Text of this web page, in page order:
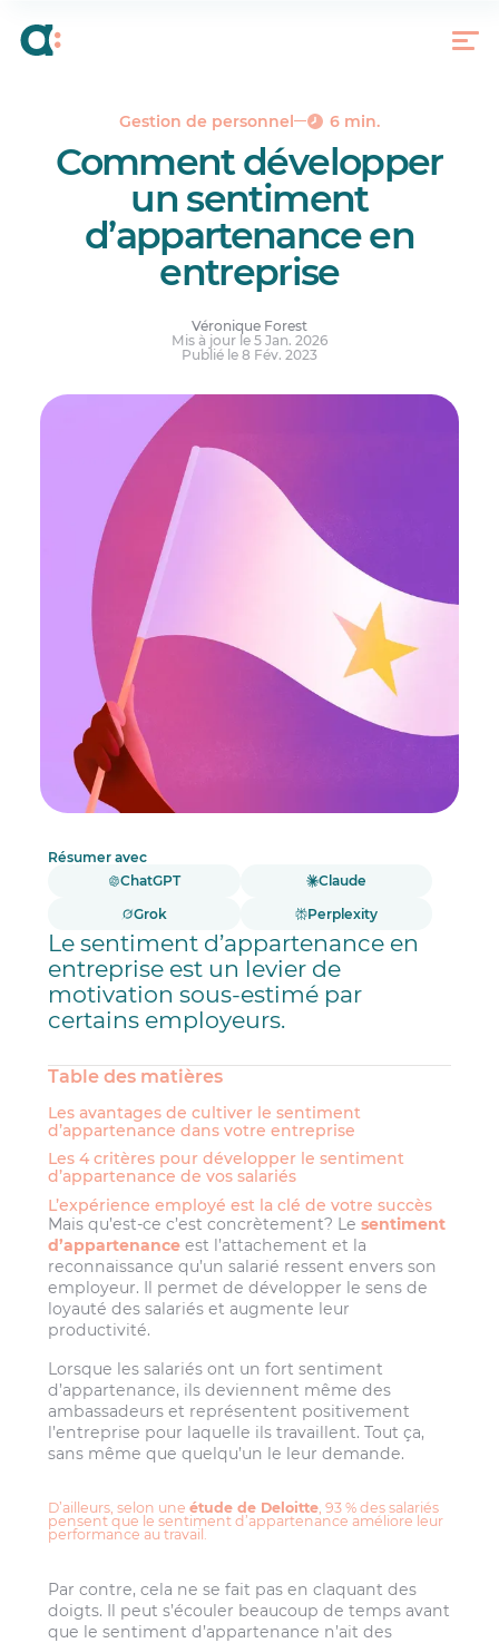
Gestion de personnel 6 min.
Comment développer
un sentiment
d’appartenance en
entreprise
Véronique Forest
Mis à jour le 5 Jan. 2026
Publié le 8 Fév. 2023
Résumer avec
ChatGPT
Claude
Grok
Perplexity
Le sentiment d’appartenance en
entreprise est un levier de
motivation sous-estimé par
certains employeurs.
Table des matières
Les avantages de cultiver le sentiment
d’appartenance dans votre entreprise
Les 4 critères pour développer le sentiment
d’appartenance de vos salariés
L’expérience employé est la clé de votre succès
Mais qu’est-ce c’est concrètement? Lesentiment
d’appartenance est l’attachement et la
reconnaissance qu’un salarié ressent envers son
employeur. Il permet de développer le sens de
loyauté des salariés et augmente leur
productivité.
Lorsque les salariés ont un fort sentiment
d’appartenance, ils deviennent même des
ambassadeurs et représentent positivement
l’entreprise pour laquelle ils travaillent. Tout ça,
sans même que quelqu’un le leur demande.
D’ailleurs, selon uneétude de Deloitte, 93 % des salariés
pensent que le sentiment d’appartenance améliore leur
performance au travail.
Par contre, cela ne se fait pas en claquant des
doigts. Il peut s’écouler beaucoup de temps avant
que le sentiment d’appartenance n’ait des
d’appartenance dans votre entreprise
L’expérience employé est la clé de votre succès